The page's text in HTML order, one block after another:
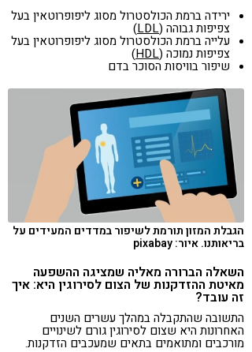
ירידה ברמת הכולסטרול מסוג ליפופרוטאין בעל
צפיפות גבוהה (LDL
)
עלייה ברמת הכולסטרול מסוג ליפופרוטאין בעל
צפיפות נמוכה (HDL
)
שיפור בוויסות הסוכר בדם
הגבלת המזון תורמת לשיפור במדדים המעידים על
בריאותנו. איור: pixabay
השאלה הברורה מאליה שמציגה ההשפעה
מאיטת ההזדקנות של הצום לסירוגין היא: איך
זה עובד?
התשובה שהתקבלה במהלך עשרים השנים
האחרונות היא שצום לסירוגין גורם לשינויים
מורכבים ומתואמים בתאים שמעכבים הזדקנות.